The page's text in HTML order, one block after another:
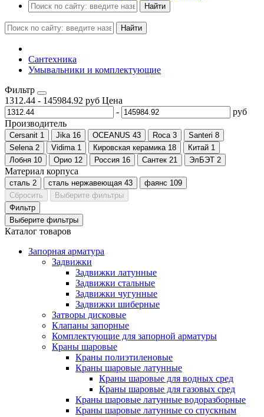
Найти
Найти
Сантехника
Умывальники и комплектующие
Фильтр
1312.44 - 145984.92 руб Цена
-
руб
Производитель
Cersanit 1 Jika 16 OCEANUS 43 Roca 3 Santeri 8
Selena 2 Vidima 1 Кировская керамика 18 Китай 1
Лобня 10 Орио 12 Россия 16 Сантек 21 ЭлБЭТ 2
Материал корпуса
сталь 2 сталь нержавеющая 43 фаянс 109
Сбросить
Выберите фильтры
Фильтр
Выберите фильтры
Каталог товаров
Запорная арматура
Задвижки
Задвижки латунные
Задвижки стальные
Задвижки чугунные
Задвижки шиберные
Затворы дисковые
Клапаны запорные
Комплектующие для запорной арматуры
Краны шаровые
Краны полиэтиленовые
Краны шаровые латунные
Краны шаровые для водных сред
Краны шаровые для газовых сред
Краны шаровые латунные водоразборные
Краны шаровые латунные со спускным